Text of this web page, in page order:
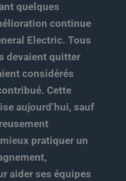
quelques
continue
Electric. Tous
devaient quitter
considérés
Cette
aujourd’hui, sauf
pratiquer un
aider ses équipes